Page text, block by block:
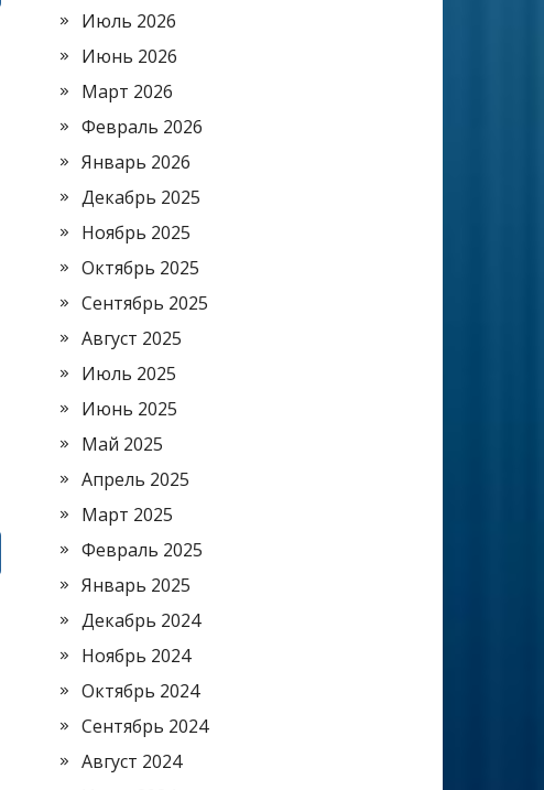
Июль 2026
Июнь 2026
Март 2026
Февраль 2026
Январь 2026
Декабрь 2025
Ноябрь 2025
Октябрь 2025
Сентябрь 2025
Август 2025
Июль 2025
Июнь 2025
Май 2025
Апрель 2025
Март 2025
Февраль 2025
Январь 2025
Декабрь 2024
Ноябрь 2024
Октябрь 2024
Сентябрь 2024
Август 2024